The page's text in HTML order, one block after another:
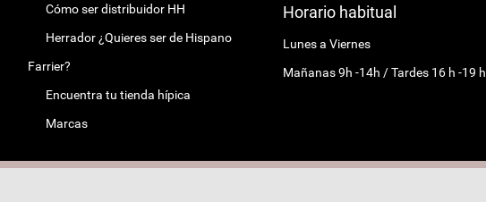
Cómo ser distribuidor HH
Herrador ¿Quieres ser de Hispano
Farrier?
Encuentra tu tienda hípica
Marcas
Horario habitual
Lunes a Viernes
Mañanas 9h -14h / Tardes 16 h -19 h